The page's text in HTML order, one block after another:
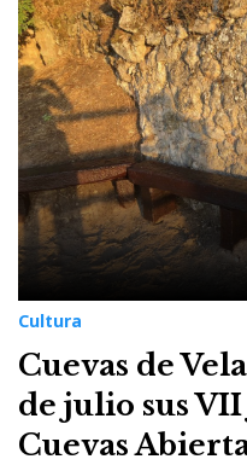
Cultura
Cuevas de
de julio sus
Cuevas